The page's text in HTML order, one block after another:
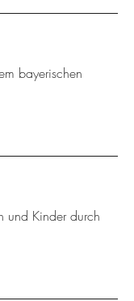
bayerischen
und Kinder durch